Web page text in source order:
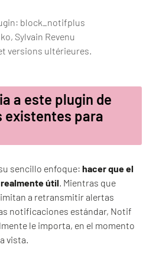
block_notifplus
Sylvain Revenu
versions ultérieures.
a este plugin de
existentes para
sencillo enfoque: hacer que el
útil. Mientras que
a retransmitir alertas
notificaciones estándar, Notif
le importa, en el momento
vista.